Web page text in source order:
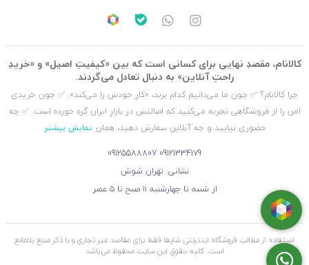
کالانام، مقصدِ نهایی برای کسانی است که بین «کیفیتِ اصیل» و «خریدِ
راحتِ آنلاین» به دنبال تعادل می‌گردند.
چرا کالانام؟ ✅ چون ما می‌دانیم کدام برند، «کارِ خودش را می‌کند». ✅ چون خریدی
امن را از فروشگاهی تجربه می‌کنید که اصالتش در بازارِ ایران گره خورده است. ✅ چه
حضوری بیایید و چه آنلاین سفارش دهید، همان نمایش بیشتر
09121334179
09125588807
نشانی: تهران شوش
از شنبه تا چهارشنبه ۱۱ صبح تا ۵ عصر
استفاده از مطالب فروشگاه اینترنتی شاپفا فقط برای مقاصد غیر تجاری و با ذکر منبع بلامانع
است. کليه حقوق اين سايت محفوظ می‌باشد